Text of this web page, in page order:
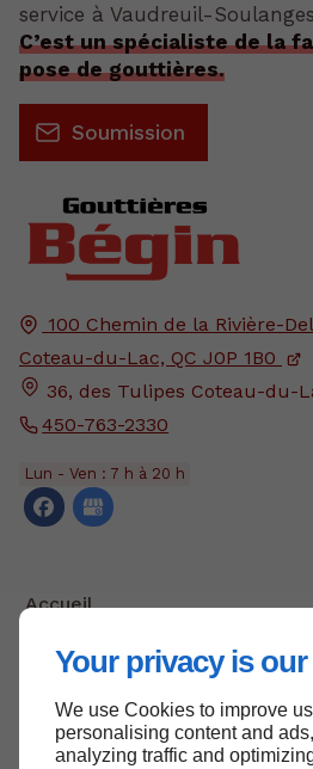
Your privacy is
We use Cookies to improve
personalising content and
analyzing traffic and
100 Chemin de la Rivière-
Coteau-du-Lac, QC J0P 1B0
36, des Tulipes Coteau-du-
450-763-2330
Lun - Ven : 7 h à 20 h
Accueil
Nous contacter
Plan du site
service à Vaudreuil-
C’est un spécialiste de la
pose de gouttières.
Soumission